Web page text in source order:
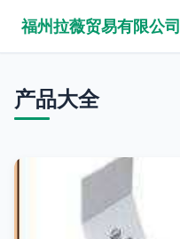
福州拉薇贸易有限公司
产品大全